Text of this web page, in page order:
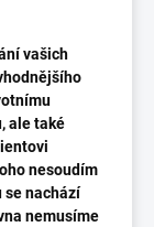
vašich
ale také
nesoudím
se nachází
nemusíme